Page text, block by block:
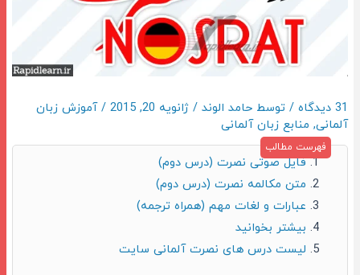
31 دیدگاه / توسط حامد الوند / ژانویه 20, 2015 /آموزش زبان
آلمانی, منابع زبان آلمانی
فایل صوتی نصرت (درس دوم)
متن مکالمه نصرت (درس دوم)
عبارات و لغات مهم (همراه ترجمه)
بیشتر بخوانید
لیست درس های نصرت آلمانی سایت